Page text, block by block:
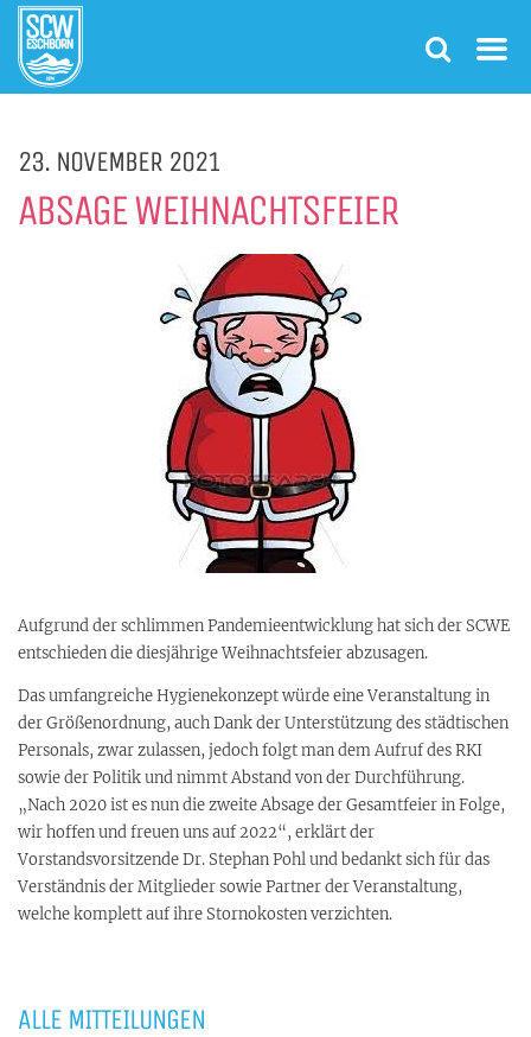
23. NOVEMBER 2021
ABSAGE WEIHNACHTSFEIER
Aufgrund der schlimmen Pandemieentwicklung hat sich der SCWE
entschieden die diesjährige Weihnachtsfeier abzusagen.
Das umfangreiche Hygienekonzept würde eine Veranstaltung in
der Größenordnung, auch Dank der Unterstützung des städtischen
Personals, zwar zulassen, jedoch folgt man dem Aufruf des RKI
sowie der Politik und nimmt Abstand von der Durchführung.
„Nach 2020 ist es nun die zweite Absage der Gesamtfeier in Folge,
wir hoffen und freuen uns auf 2022“, erklärt der
Vorstandsvorsitzende Dr. Stephan Pohl und bedankt sich für das
Verständnis der Mitglieder sowie Partner der Veranstaltung,
welche komplett auf ihre Stornokosten verzichten.
ALLE MITTEILUNGEN